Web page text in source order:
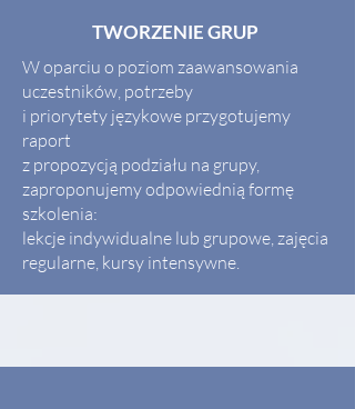
TWORZENIE GRUP
W oparciu o poziom zaawansowania
uczestników, potrzeby
i priorytety językowe przygotujemy
raport
z propozycją podziału na grupy,
zaproponujemy odpowiednią formę
szkolenia:
lekcje indywidualne lub grupowe, zajęcia
regularne, kursy intensywne.